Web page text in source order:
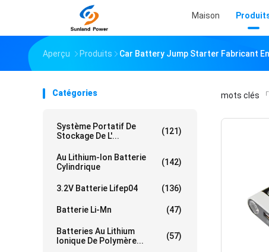
Maison
Aperçu Produits Car Battery Jump Starter Fabricant
Catégories
Système Portatif De
Stockage De L'...
(121)
Au Lithium-Ion Batterie
Cylindrique
(142)
3.2V Batterie Lifep04 (136)
Batterie Li-Mn (47)
Batteries Au Lithium
Ionique De Polymère...
(57)
mots clés